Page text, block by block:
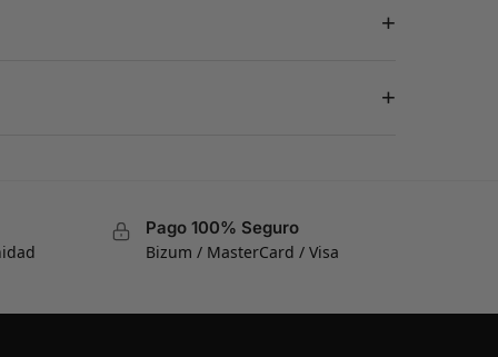
+
+
Pago 100% Seguro
Bizum / MasterCard / Visa